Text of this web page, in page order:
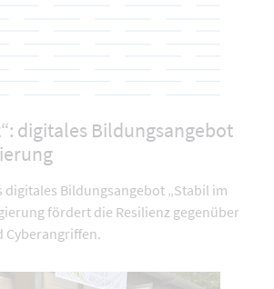
digitales Bildungsangebot
digitales Bildungsangebot „Stabil im
fördert die Resilienz gegenüber
Cyberangriffen.